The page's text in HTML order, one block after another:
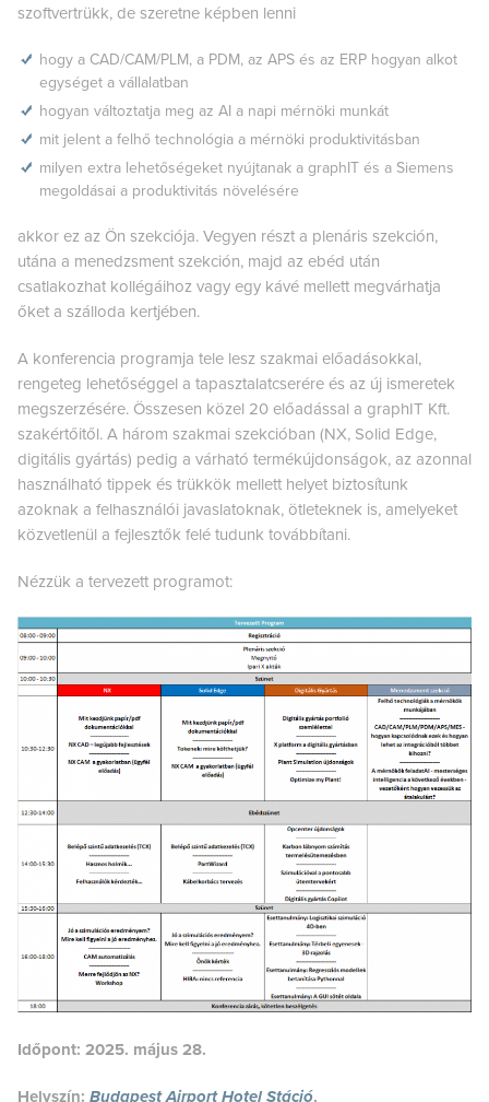
szoftvertrükk, de szeretne képben lenni
hogy a CAD/CAM/PLM, a PDM, az APS és az ERP hogyan alkot
egységet a vállalatban
hogyan változtatja meg az AI a napi mérnöki munkát
mit jelent a felhő technológia a mérnöki produktivitásban
milyen extra lehetőségeket nyújtanak a graphIT és a Siemens
megoldásai a produktivitás növelésére
akkor ez az Ön szekciója. Vegyen részt a plenáris szekción,
utána a menedzsment szekción, majd az ebéd után
csatlakozhat kollégáihoz vagy egy kávé mellett megvárhatja
őket a szálloda kertjében.
A konferencia programja tele lesz szakmai előadásokkal,
rengeteg lehetőséggel a tapasztalatcserére és az új ismeretek
megszerzésére. Összesen közel 20 előadással a graphIT Kft.
szakértőitől. A három szakmai szekcióban (NX, Solid Edge,
digitális gyártás) pedig a várható termékújdonságok, az azonnal
használható tippek és trükkök mellett helyet biztosítunk
azoknak a felhasználói javaslatoknak, ötleteknek is, amelyeket
közvetlenül a fejlesztők felé tudunk továbbítani.
Nézzük a tervezett programot:
Időpont: 2025. május 28.
Helyszín: Budapest Airport Hotel Stáció,